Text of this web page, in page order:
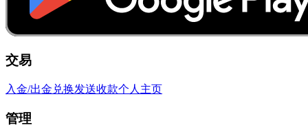
交易
入金/出金 兑换发送收款个人主页
管理